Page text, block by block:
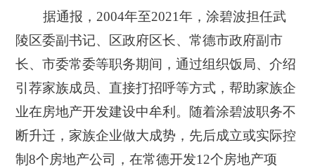
据通报，2004年至2021年，涂碧波担任武
陵区委副书记、区政府区长、常德市政府副市
长、市委常委等职务期间，通过组织饭局、介绍
引荐家族成员、直接打招呼等方式，帮助家族企
业在房地产开发建设中牟利。 随着涂碧波职务不
断升迁，家族企业做大成势，先后成立或实际控
制8个房地产公司，在常德开发12个房地产项